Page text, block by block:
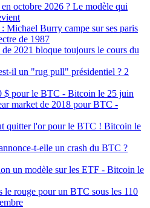
octobre 2026 ? Le modèle qui
Michael Burry campe sur ses paris
de 1987
2021 bloque toujours le cours du
il un "rug pull" présidentiel ? 2
$ pour le BTC - Bitcoin le 25 juin
market de 2018 pour BTC -
quitter l'or pour le BTC ! Bitcoin le
t-elle un crash du BTC ?
un modèle sur les ETF - Bitcoin le
le rouge pour un BTC sous les 110